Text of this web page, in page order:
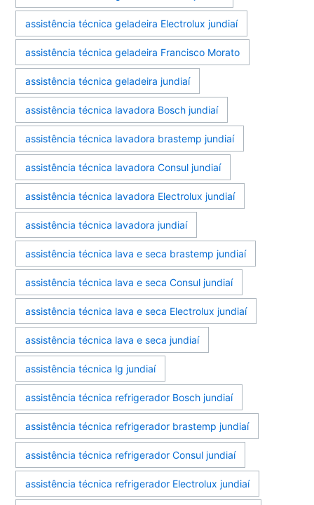
assistência técnica geladeira Electrolux jundiaí
assistência técnica geladeira Francisco Morato
assistência técnica geladeira jundiaí
assistência técnica lavadora Bosch jundiaí
assistência técnica lavadora brastemp jundiaí
assistência técnica lavadora Consul jundiaí
assistência técnica lavadora Electrolux jundiaí
assistência técnica lavadora jundiaí
assistência técnica lava e seca brastemp jundiaí
assistência técnica lava e seca Consul jundiaí
assistência técnica lava e seca Electrolux jundiaí
assistência técnica lava e seca jundiaí
assistência técnica lg jundiaí
assistência técnica refrigerador Bosch jundiaí
assistência técnica refrigerador brastemp jundiaí
assistência técnica refrigerador Consul jundiaí
assistência técnica refrigerador Electrolux jundiaí